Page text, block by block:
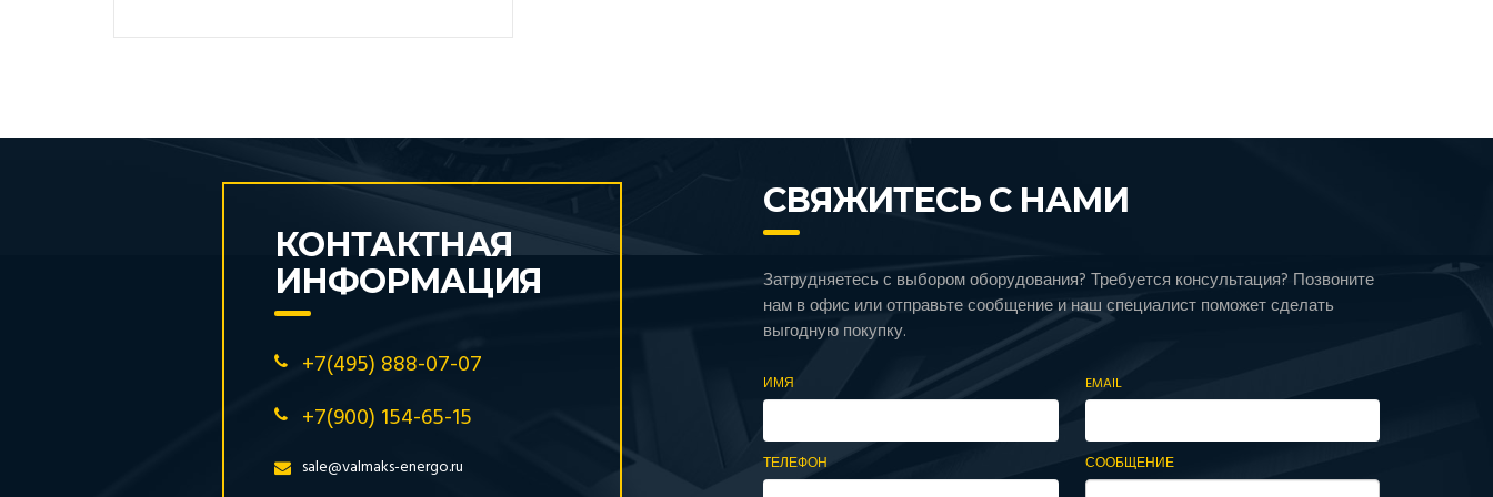
КОНТАКТНАЯ
ИНФОРМАЦИЯ
+7(495) 888-07-07
+7(900) 154-65-15
sale@valmaks-energo.ru
СВЯЖИТЕСЬ С НАМИ
Затрудняетесь с выбором оборудования? Требуется консультация? Позвоните
нам в офис или отправьте сообщение и наш специалист поможет сделать
выгодную покупку.
ИМЯ EMAIL
ТЕЛЕФОН СООБЩЕНИЕ